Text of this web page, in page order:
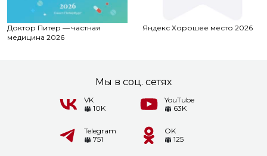
Доктор Питер — частная
медицина 2026
Яндекс Хорошее место 2026
Мы в соц. сетях
VK
10K
YouTube
63K
Telegram
751
OK
125